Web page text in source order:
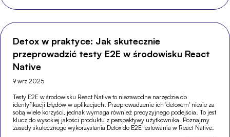
Detox w praktyce: Jak skutecznie
przeprowadzić testy E2E w środowisku React
Native
9 wrz 2025
Testy E2E w środowisku React Native to niezawodne narzędzie do
identyfikacji błędów w aplikacjach. Przeprowadzenie ich 'detoxem' niesie za
sobą wiele korzyści, jednak wymaga również precyzyjnego podejścia. To jest
klucz do wysokiej jakości produktu z perspektywy użytkownika. Poznajmy
zasady skutecznego wykorzystania Detox do E2E testowania w React Native.